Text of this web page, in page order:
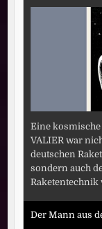
Eine kosmische
VALIER war
deutschen
sondern auch
Raketentechnik
Der Mann aus